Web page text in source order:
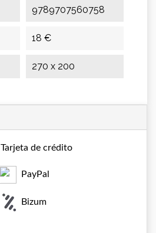
9789707560758
18 €
270 x 200
Tarjeta de crédito
PayPal
Bizum